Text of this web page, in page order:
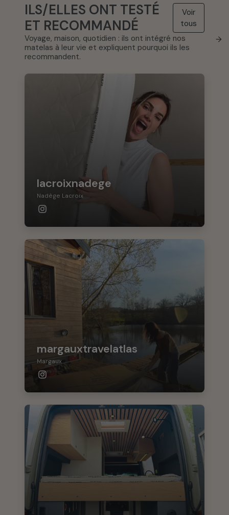
ILS/ELLES ONT TESTÉ
ET RECOMMANDÉ
Voir
tous
→
Voyage, maison, quotidien : ils ont intégré nos
matelas à leur vie et expliquent pourquoi ils les
recommandent.
lacroixnadege
Nadège Lacroix
margauxtravelatlas
Margaux